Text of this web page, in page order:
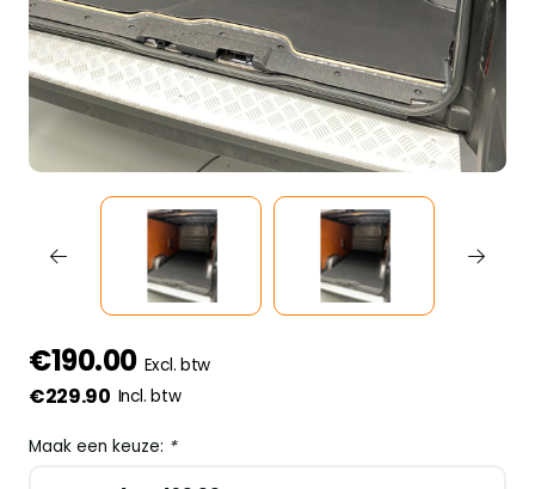
€190.00 Excl. btw
€229.90 Incl. btw
Maak een keuze: *